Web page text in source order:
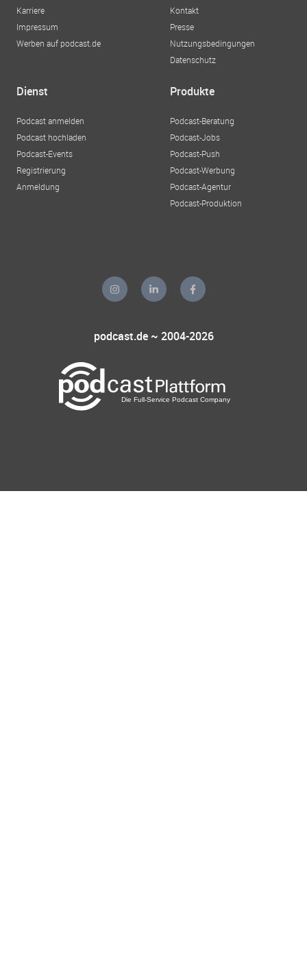
Karriere
Impressum
Werben auf podcast.de
Kontakt
Presse
Nutzungsbedingungen
Datenschutz
Dienst
Podcast anmelden
Podcast hochladen
Podcast-Events
Registrierung
Anmeldung
Produkte
Podcast-Beratung
Podcast-Jobs
Podcast-Push
Podcast-Werbung
Podcast-Agentur
Podcast-Produktion
podcast.de ~ 2004-2026